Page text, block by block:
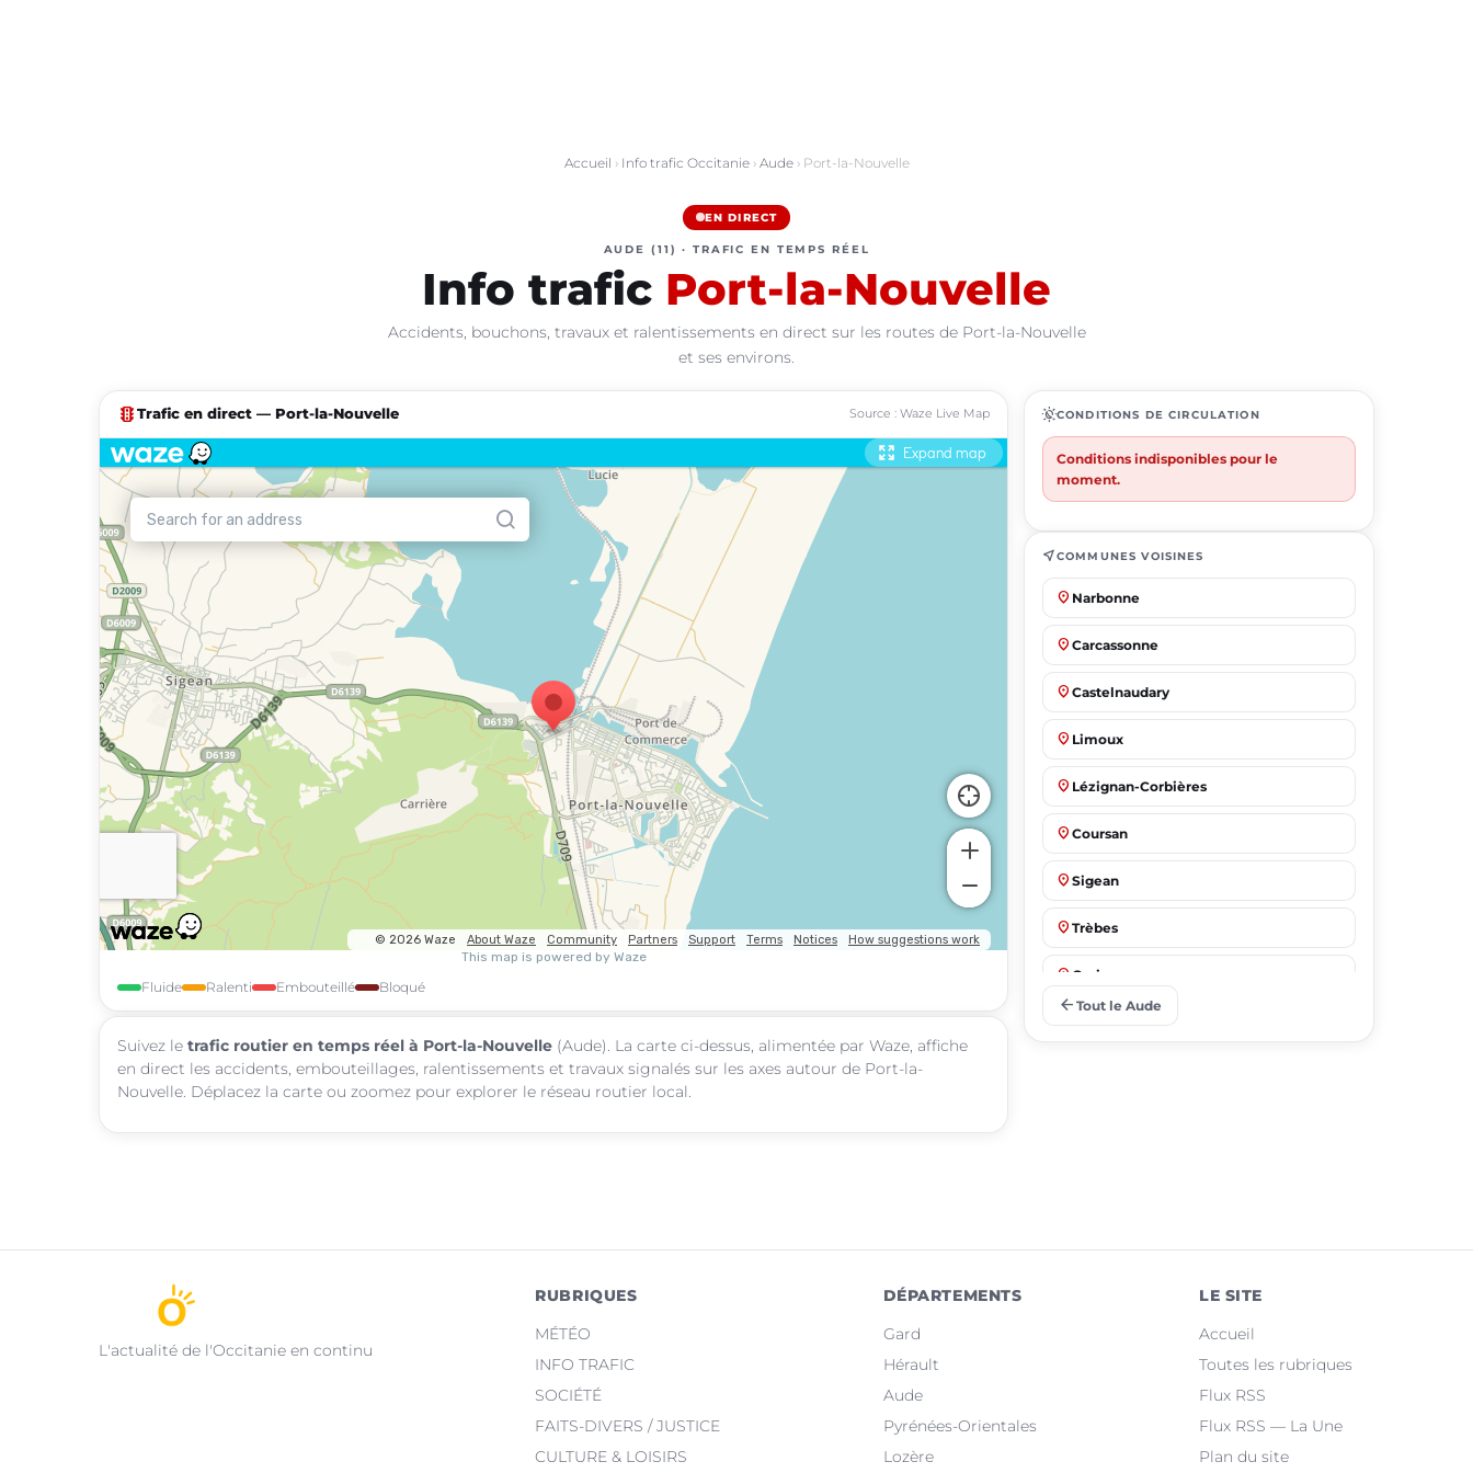
Accueil › Info trafic Occitanie› Aude› Port-la-Nouvelle
EN DIRECT
AUDE (11) · TRAFIC EN TEMPS RÉEL
Info trafic Port-la-Nouvelle
Accidents, bouchons, travaux et ralentissements en direct sur les routes de Port-la-Nouvelle
et ses environs.
traffic Trafic en direct — Port-la-Nouvelle Source : Waze Live Map
Fluide Ralenti Embouteillé Bloqué
Suivez le trafic routier en temps réel à Port-la-Nouvelle (Aude). La carte ci-dessus, alimentée par Waze, affiche
en direct les accidents, embouteillages, ralentissements et travaux signalés sur les axes autour de Port-la-
Nouvelle. Déplacez la carte ou zoomez pour explorer le réseau routier local.
routineCONDITIONS DE CIRCULATION
Conditions indisponibles pour le
moment.
near_meCOMMUNES VOISINES
place Narbonne
place Carcassonne
place Castelnaudary
place Limoux
place Lézignan-Corbières
place Coursan
place Sigean
place Trèbes
place Gruissan
arrow_back Tout le Aude
L'actualité de l'Occitanie en continu
RUBRIQUES
MÉTÉO
INFO TRAFIC
SOCIÉTÉ
FAITS-DIVERS / JUSTICE
CULTURE & LOISIRS
DÉPARTEMENTS
Gard
Hérault
Aude
Pyrénées-Orientales
Lozère
LE SITE
Accueil
Toutes les rubriques
Flux RSS
Flux RSS — La Une
Plan du site